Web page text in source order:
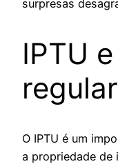
surpresas
IPTU
O IPTU é um
a propriedade de